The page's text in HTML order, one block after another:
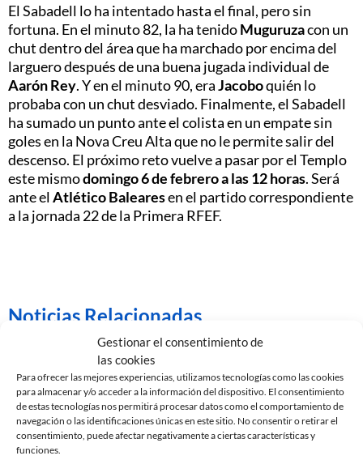
Gestionar el consentimiento de
las cookies
Para ofrecer las mejores experiencias, utilizamos tecnologías como las cookies
para almacenar y/o acceder a la información del dispositivo. El consentimiento
de estas tecnologías nos permitirá procesar datos como el comportamiento de
navegación o las identificaciones únicas en este sitio. No consentir o retirar el
consentimiento, puede afectar negativamente a ciertas características y
funciones.
El Sabadell lo ha intentado hasta el final, pero sin
fortuna. En el minuto 82, la ha tenidoMuguruzacon un
chut dentro del área que ha marchado por encima del
larguero después de una buena jugada individual de
AarónRey. Y en el minuto 90, eraJacoboquién lo
probaba con un chut desviado. Finalmente, el Sabadell
ha sumado un punto ante el colista en un empate sin
goles en la Nova Creu Alta que no le permite salir del
descenso. El próximo reto vuelve a pasar por el Templo
este mismodomingo 6 de febrero a las 12 horas. Será
ante elAtlético Balearesen el partido correspondiente
a la jornada 22 de la Primera RFEF.
Noticias Relacionadas